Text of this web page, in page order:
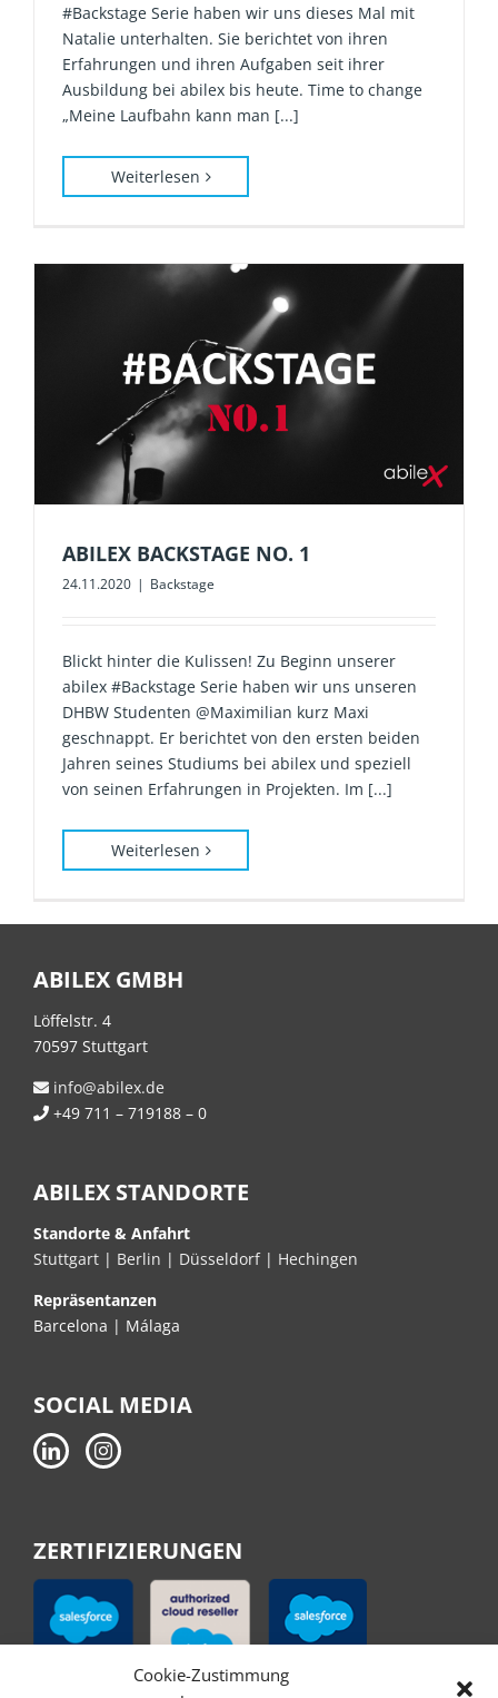
Cookie-Zustimmung
#Backstage Serie haben wir uns dieses Mal mit
Natalie unterhalten. Sie berichtet von ihren
Erfahrungen und ihren Aufgaben seit ihrer
Ausbildung bei abilex bis heute. Time to change
„Meine Laufbahn kann man [...]
Weiterlesen
ABILEX BACKSTAGE NO. 1
24.11.2020 | Backstage
Blickt hinter die Kulissen! Zu Beginn unserer
abilex #Backstage Serie haben wir uns unseren
DHBW Studenten @Maximilian kurz Maxi
geschnappt. Er berichtet von den ersten beiden
Jahren seines Studiums bei abilex und speziell
von seinen Erfahrungen in Projekten. Im [...]
Weiterlesen
ABILEX GMBH
Löffelstr. 4
70597 Stuttgart
info@abilex.de
+49 711 – 719188 – 0
ABILEX STANDORTE
Standorte & Anfahrt
Stuttgart | Berlin | Düsseldorf | Hechingen
Repräsentanzen
Barcelona | Málaga
SOCIAL MEDIA
ZERTIFIZIERUNGEN